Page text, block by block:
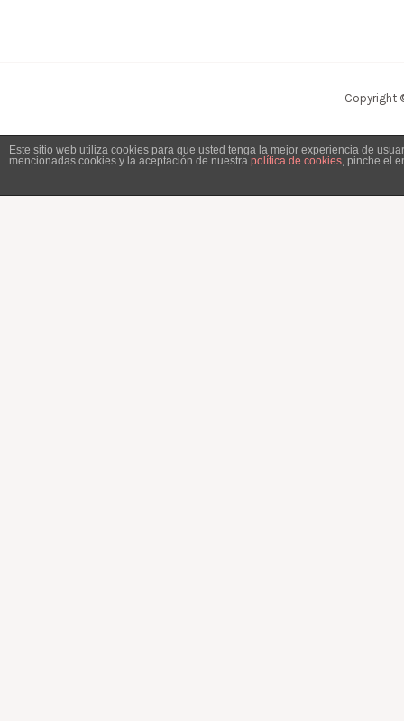
Copyright
Este sitio web utiliza cookies para que usted tenga la mejor experiencia de
mencionadas cookies y la aceptación de nuestra política de cookies , pinche el